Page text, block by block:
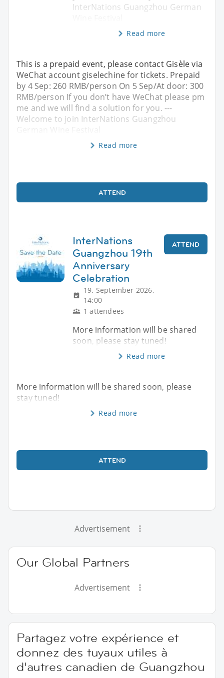
InterNations Guangzhou German
Read more
This is a prepaid event, please contact Gisèle via
WeChat account giselechine for tickets. Prepaid
by 4 Sep: 260 RMB/person On 5 Sep/At door: 300
RMB/person If you don’t have WeChat please pm
me and we will find a solution for you. ---
Welcome to join InterNations Guangzhou
German Wine Festival
Read more
ATTEND
InterNations
Guangzhou 19th
Anniversary
Celebration
19. September 2026,
14:00
1 attendees
ATTEND
More information will be shared
soon, please stay tuned!
Read more
More information will be shared soon, please
stay tuned!
Read more
ATTEND
Advertisement
Our Global Partners
Advertisement
Partagez votre expérience et
donnez des tuyaux utiles à
d’autres canadien de Guangzhou